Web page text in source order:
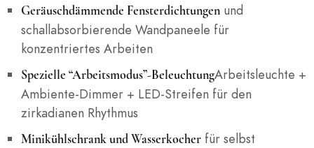
Geräuschdämmende Fensterdichtungenund
schallabsorbierende Wandpaneele für
konzentriertes Arbeiten
Spezielle “Arbeitsmodus”-BeleuchtungArbeitsleuchte +
Ambiente-Dimmer + LED-Streifen für den
zirkadianen Rhythmus
Minikühlschrank und Wasserkocherfür selbst